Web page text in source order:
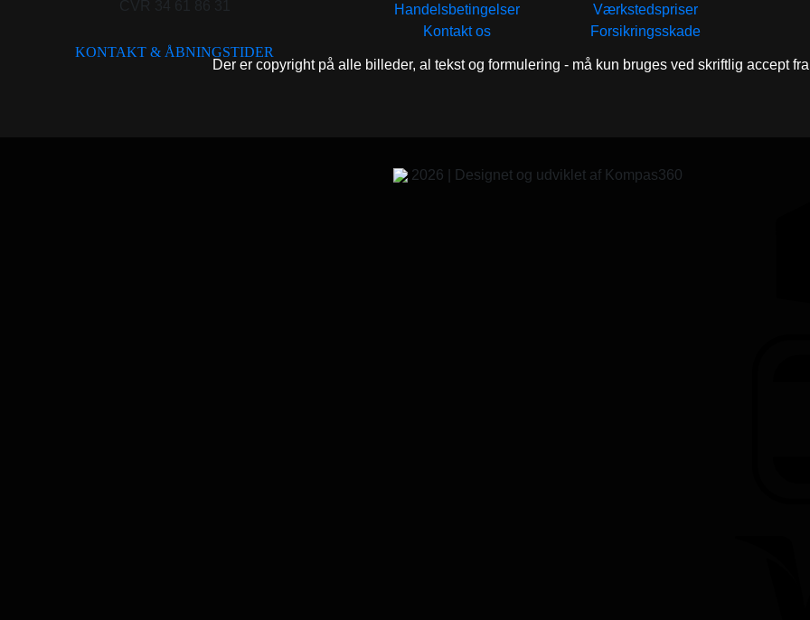
KONTAKT & ÅBNINGSTIDER
Handelsbetingelser
Kontakt os
Værkstedspriser
Forsikringsskade
Der er copyright på alle billeder, al tekst og formulering - må kun bruges ved skriftlig accept
2026 | Designet og udviklet af Kompas360